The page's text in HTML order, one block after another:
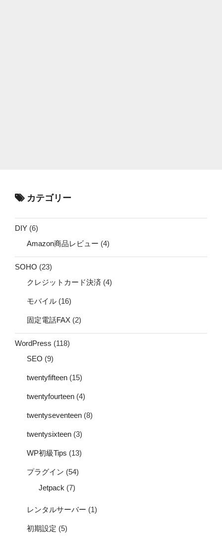
カテゴリー
DIY (6)
Amazon商品レビュー (4)
SOHO (23)
クレジットカード決済 (4)
モバイル (16)
固定電話FAX (2)
WordPress (118)
SEO (9)
twentyfifteen (15)
twentyfourteen (4)
twentyseventeen (8)
twentysixteen (3)
WP初級Tips (13)
プラグイン (54)
Jetpack (7)
レンタルサーバー (1)
初期設定 (5)